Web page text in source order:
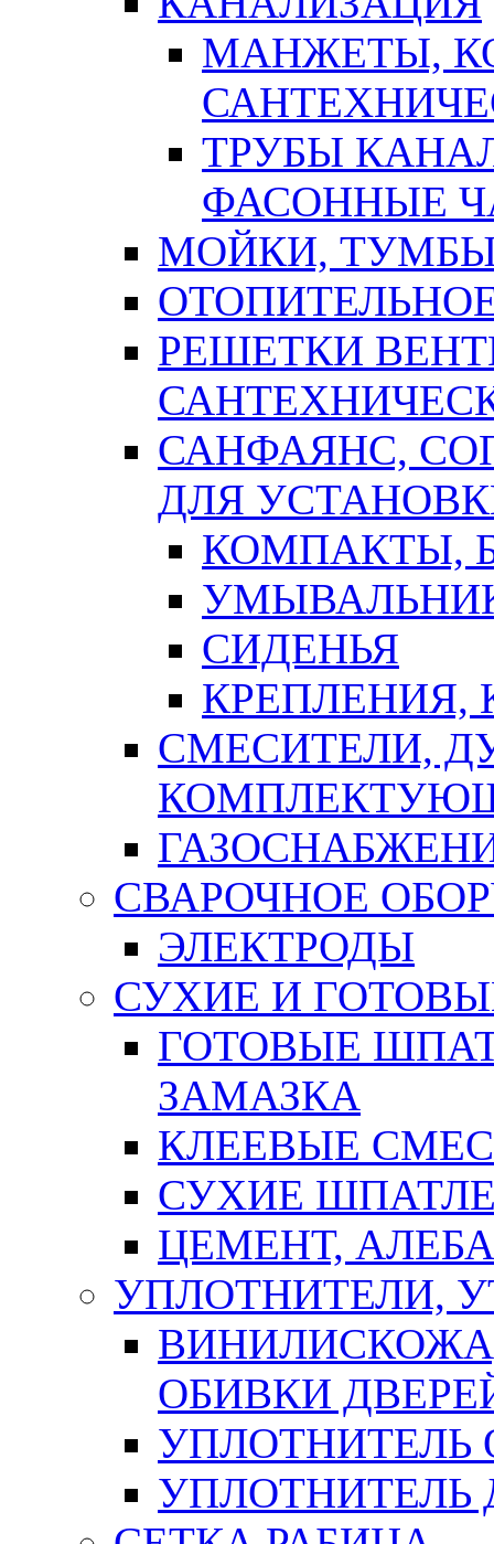
МАНЖЕТЫ,
ТРУБЫ
ФАСОННЫЕ
МОЙКИ,
РЕШЕТКИ
САНФАЯНС,
ДЛЯ
КОМПАКТЫ,
СИДЕНЬЯ
СМЕСИТЕЛИ,
СВАРОЧНОЕ
ЭЛЕКТРОДЫ
СУХИЕ И
ГОТОВЫЕ
ЗАМАЗКА
КЛЕЕВЫЕ
СУХИЕ
ЦЕМЕНТ,
УПЛОТНИТЕЛИ,
ОБИВКИ
УПЛОТНИТЕЛЬ